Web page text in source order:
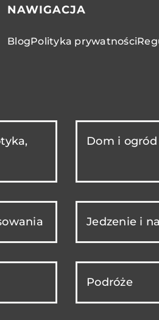
NAWIGACJA
BlogPolityka prywatności
Dom i ogród
Jedzenie i
Podróże